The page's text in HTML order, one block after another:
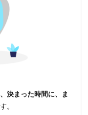
決まった時間に、ま
。